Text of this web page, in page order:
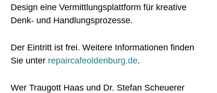
Design eine Vermittlungsplattform für kreative
Denk- und Handlungsprozesse.
Der Eintritt ist frei. Weitere Informationen finden
Sie unter repaircafeoldenburg.de.
Wer Traugott Haas und Dr. Stefan Scheuerer